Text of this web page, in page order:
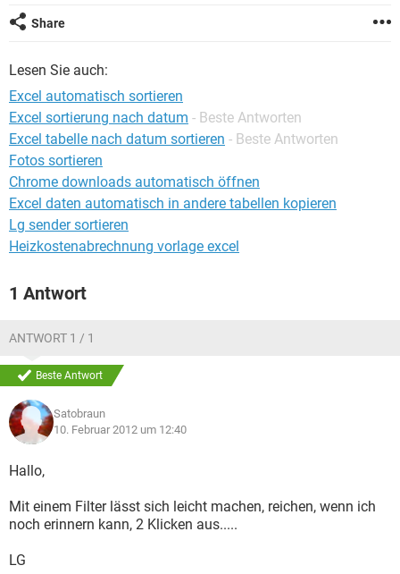
Share
Lesen Sie auch:
Excel automatisch sortieren
Excel sortierung nach datum - Beste Antworten
Excel tabelle nach datum sortieren - Beste Antworten
Fotos sortieren
Chrome downloads automatisch öffnen
Excel daten automatisch in andere tabellen kopieren
Lg sender sortieren
Heizkostenabrechnung vorlage excel
1 Antwort
ANTWORT 1 / 1
Beste Antwort
Satobraun
10. Februar 2012 um 12:40
Hallo,
Mit einem Filter lässt sich leicht machen, reichen, wenn ich
noch erinnern kann, 2 Klicken aus.....
LG